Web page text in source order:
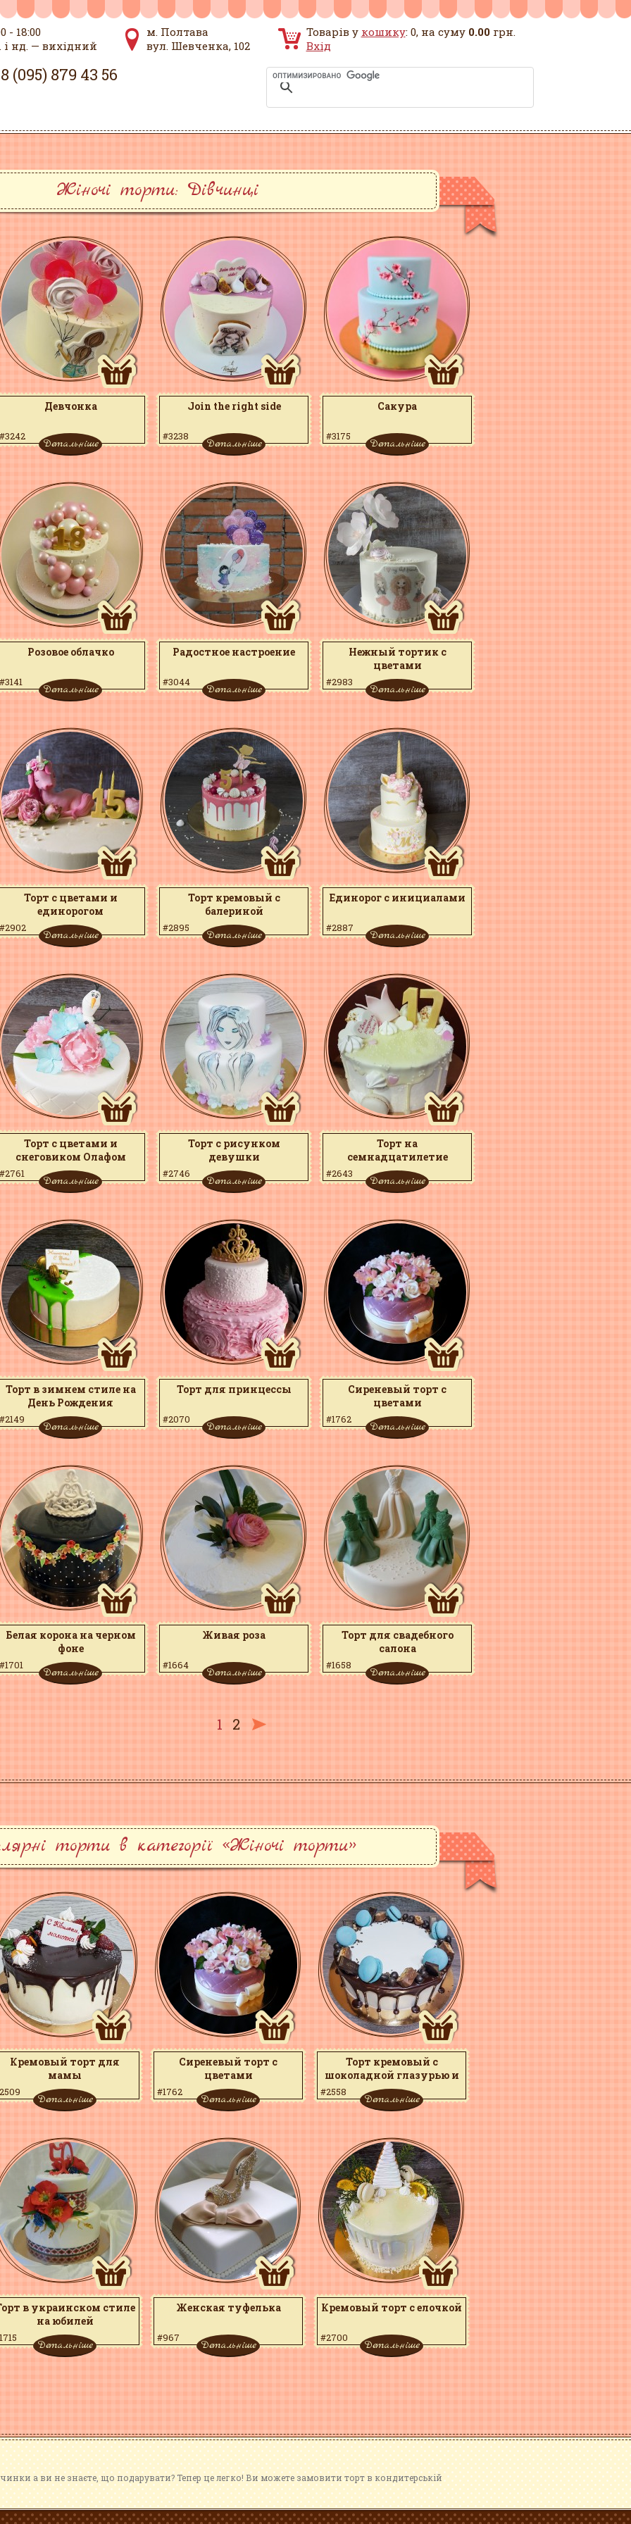
- 18:00
і нд. — вихідний
м. Полтава
вул. Шевченка, 102
Товарів у кошику: 0, на суму 0.00грн.
Вхід
(095) 879 43 56
Жіночі торти: Дівчинці
Девчонка
#3242
Детальніше
Join the right side
#3238
Детальніше
Сакура
#3175
Детальніше
Розовое облачко
#3141
Детальніше
Радостное настроение
#3044
Детальніше
Нежный тортик с
цветами
#2983
Детальніше
Торт с цветами и
единорогом
#2902
Детальніше
Торт кремовый с
балериной
#2895
Детальніше
Единорог с инициалами
#2887
Детальніше
Торт с цветами и
снеговиком Олафом
#2761
Детальніше
Торт с рисунком
девушки
#2746
Детальніше
Торт на
семнадцатилетие
девушке
#2643
Детальніше
Торт в зимнем стиле на
День Рождения
#2149
Детальніше
Торт для принцессы
#2070
Детальніше
Сиреневый торт с
цветами
#1762
Детальніше
Белая корона на черном
фоне
#1701
Детальніше
Живая роза
#1664
Детальніше
Торт для свадебного
салона
#1658
Детальніше
1 2
торти в категорії «Жіночі торти»
Кремовый торт для
мамы
Детальніше
Сиреневый торт с
цветами
#1762
Детальніше
Торт кремовый с
шоколадной глазурью и
макаронами
#2558
Детальніше
в украинском стиле
на юбилей
Детальніше
Женская туфелька
#967
Детальніше
Кремовый торт с елочкой
#2700
Детальніше
а ви не знаєте, що подарувати? Тепер це легко! Ви можете замовити торт в кондитерській